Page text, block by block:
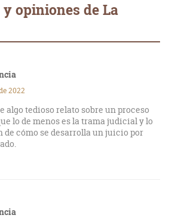
opiniones de La
2022
algo tedioso relato sobre un proceso
lo de menos es la trama judicial y lo
de cómo se desarrolla un juicio por